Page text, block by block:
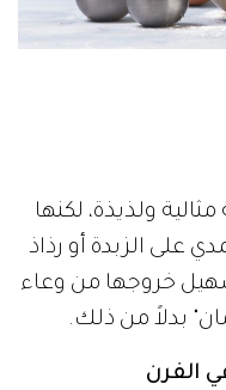
ولذيذة، لكنها
على الزبدة أو رذاذ
خروجها من وعاء
بدلاً من ذلك.
الفرن